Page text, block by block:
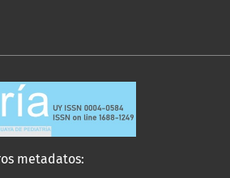
metadatos: